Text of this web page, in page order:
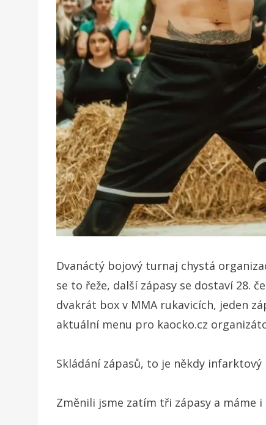
Dvanáctý bojový turnaj chystá
se to řeže, další zápasy se dostaví 28.
dvakrát box v MMA rukavicích, jeden
aktuální menu pro kaocko.cz
Skládání zápasů, to je někdy
Změnili jsme zatím tři zápasy a máme